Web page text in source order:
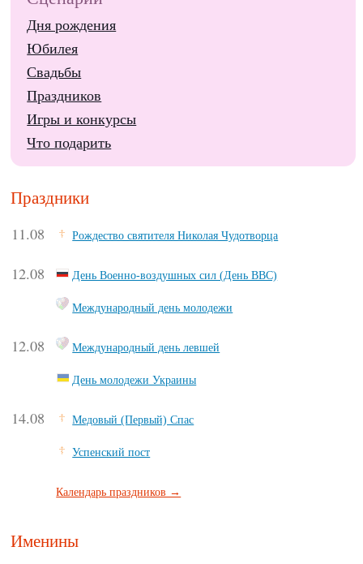
Дня рождения
Юбилея
Свадьбы
Праздников
Игры и конкурсы
Что подарить
Праздники
11.08 Рождество святителя Николая Чудотворца
12.08 День Военно-воздушных сил (День ВВС)
Международный день молодежи
12.08 Международный день левшей
День молодежи Украины
14.08 Медовый (Первый) Спас
Успенский пост
Календарь праздников →
Именины